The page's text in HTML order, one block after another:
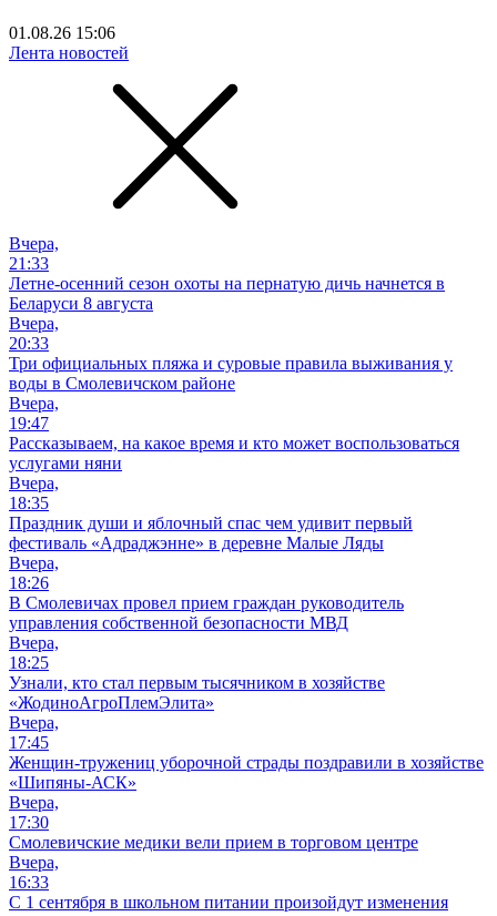
01.08.26 15:06
Лента новостей
Вчера,
21:33
Летне-осенний сезон охоты на пернатую дичь начнется в
Беларуси 8 августа
Вчера,
20:33
Три официальных пляжа и суровые правила выживания у
воды в Смолевичском районе
Вчера,
19:47
Рассказываем, на какое время и кто может воспользоваться
услугами няни
Вчера,
18:35
Праздник души и яблочный спас чем удивит первый
фестиваль «Адраджэнне» в деревне Малые Ляды
Вчера,
18:26
В Смолевичах провел прием граждан руководитель
управления собственной безопасности МВД
Вчера,
18:25
Узнали, кто стал первым тысячником в хозяйстве
«ЖодиноАгроПлемЭлита»
Вчера,
17:45
Женщин-тружениц уборочной страды поздравили в хозяйстве
«Шипяны-АСК»
Вчера,
17:30
Смолевичские медики вели прием в торговом центре
Вчера,
16:33
С 1 сентября в школьном питании произойдут изменения